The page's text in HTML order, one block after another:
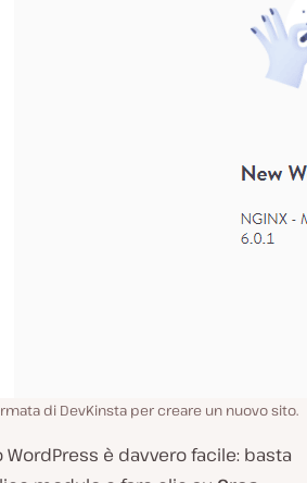
di DevKinsta per creare un nuovo sito.
WordPress è davvero facile: basta